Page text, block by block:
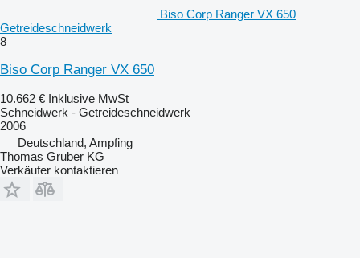
Biso Corp Ranger VX 650
Getreideschneidwerk
8
Biso Corp Ranger VX 650
10.662 € Inklusive MwSt
Schneidwerk - Getreideschneidwerk
2006
Deutschland, Ampfing
Thomas Gruber KG
Verkäufer kontaktieren